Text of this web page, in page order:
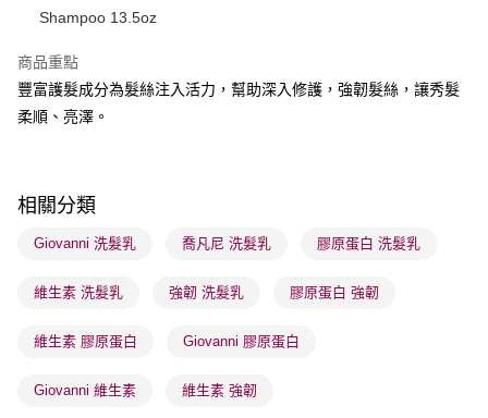
順豐自助櫃 - 確認發貨後1-3個工作天送達
每筆HK$65.00，滿HK$300.00或以上免運費
確認發貨後1-3 工作天送達，訂單將隨機分配至SF順豐速運或京東
物流公司進行物流配送
取。逾期會取消訂單，並不會安排重寄
Shampoo 13.5oz
商品重點
豐富護髮成分為髮絲注入活力，幫助深入修護，強韌髮絲，讓秀髮
柔順、亮澤。
相關分類
Giovanni 洗髮乳 喬凡尼 洗髮乳 膠原蛋白 洗髮乳
維生素 洗髮乳 強韌 洗髮乳 膠原蛋白 強韌
維生素 膠原蛋白 Giovanni 膠原蛋白
Giovanni 維生素 維生素 強韌